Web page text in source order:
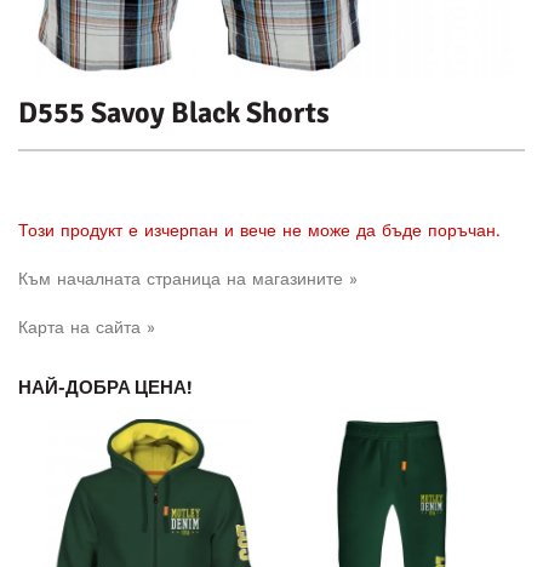
D555 Savoy Black Shorts
Този продукт е изчерпан и вече не може да бъде поръчан.
Към началната страница на магазините »
Карта на сайта »
НАЙ-ДОБРА ЦЕНА!